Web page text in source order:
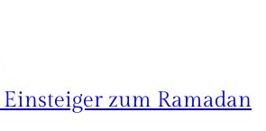
zum Ramadan